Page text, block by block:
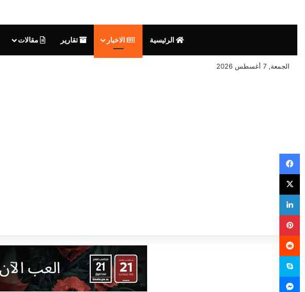
الرئيسية الاخبار تقارير مقالات
الجمعة, 7 أغسطس 2026
فيسبوك
‫X
لينكدإن
بينتيريست
سكايب
ماسنجر